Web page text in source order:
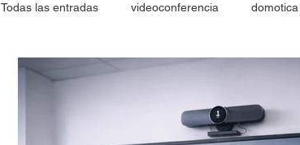
Todas las entradas videoconferencia domotica
SOLUCION A PROBLEMAS